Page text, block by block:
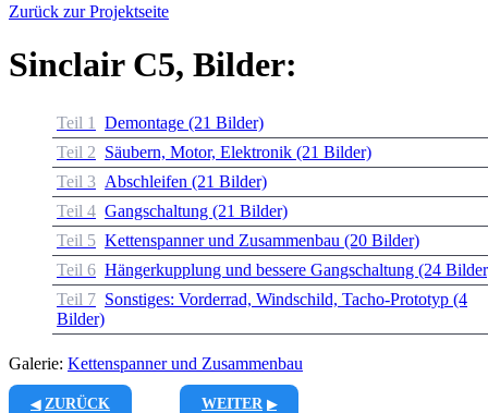
Zurück zur Projektseite
Sinclair C5, Bilder:
Teil 1
Demontage (21 Bilder)
Teil 2 Säubern, Motor, Elektronik (21 Bilder)
Teil 3 Abschleifen (21 Bilder)
Teil 4 Gangschaltung (21 Bilder)
Teil 5 Kettenspanner und Zusammenbau (20 Bilder)
Teil 6 Hängerkupplung und bessere Gangschaltung (24
Teil 7 Sonstiges: Vorderrad, Windschild, Tacho-Prototyp (4
Bilder)
Galerie: Kettenspanner und Zusammenbau
ZURÜCK WEITER